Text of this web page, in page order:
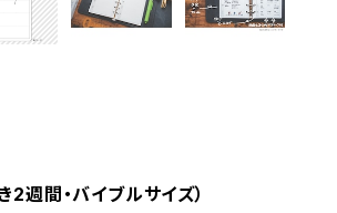
週間・バイブルサイズ）